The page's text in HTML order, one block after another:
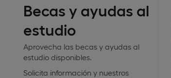
Becas y ayudas al
estudio
Aprovecha las becas y ayudas al
estudio disponibles.
Solicita información y nuestros